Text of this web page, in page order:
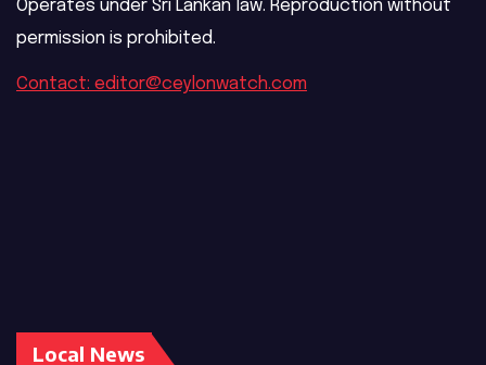
Operates under Sri Lankan law. Reproduction without
permission is prohibited.
Contact: editor@ceylonwatch.com
Local News